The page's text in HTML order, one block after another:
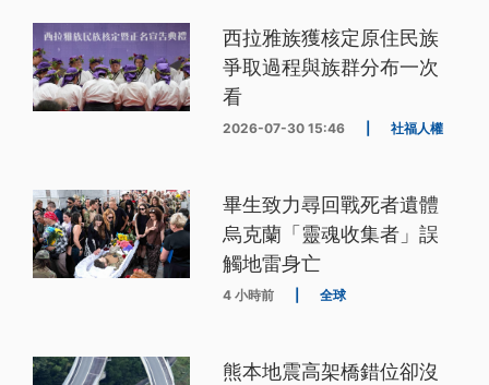
西拉雅族獲核定原住民族
爭取過程與族群分布一次
看
2026-07-30 15:46 社福人權
畢生致力尋回戰死者遺體
烏克蘭「靈魂收集者」誤
觸地雷身亡
4 小時前 全球
熊本地震高架橋錯位卻沒